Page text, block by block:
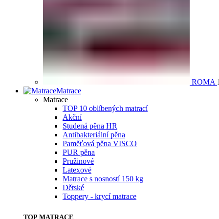
ROMA
Matrace
Matrace
TOP 10 oblíbených matrací
Akční
Studená pěna HR
Antibakteriální pěna
Paměťová pěna VISCO
PUR pěna
Pružinové
Latexové
Matrace s nosností 150 kg
Dětské
Toppery - krycí matrace
TOP MATRACE